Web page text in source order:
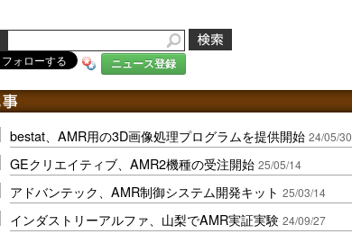
ニュース登録
bestat、AMR用の3D画像処理プログラムを提供開始 24/05/30
GEクリエイティブ、AMR2機種の受注開始 25/05/14
アドバンテック、AMR制御システム開発キット 25/03/14
インダストリーアルファ、山梨でAMR実証実験 24/09/27